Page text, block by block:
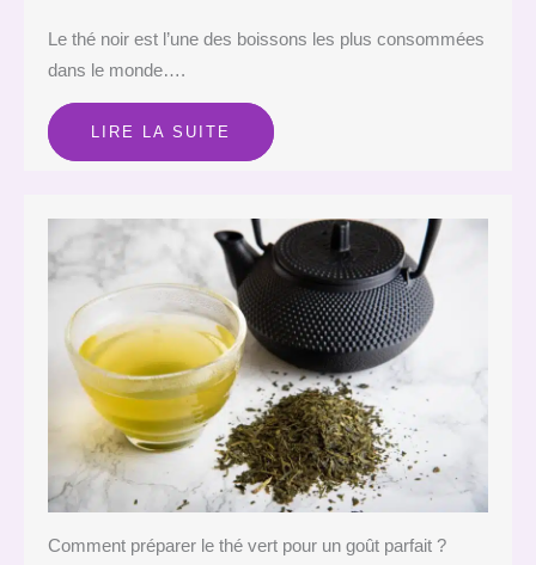
Le thé noir est l’une des boissons les plus consommées
dans le monde….
LIRE LA SUITE
Comment préparer le thé vert pour un goût parfait ?